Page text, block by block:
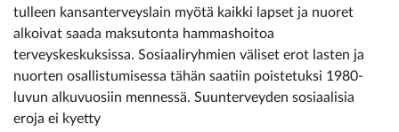
tulleen kansanterveyslain myötä kaikki lapset ja nuoret
alkoivat saada maksutonta hammashoitoa
terveyskeskuksissa. Sosiaaliryhmien väliset erot lasten ja
nuorten osallistumisessa tähän saatiin poistetuksi 1980-
luvun alkuvuosiin mennessä. Suunterveyden sosiaalisia
eroja ei kyetty